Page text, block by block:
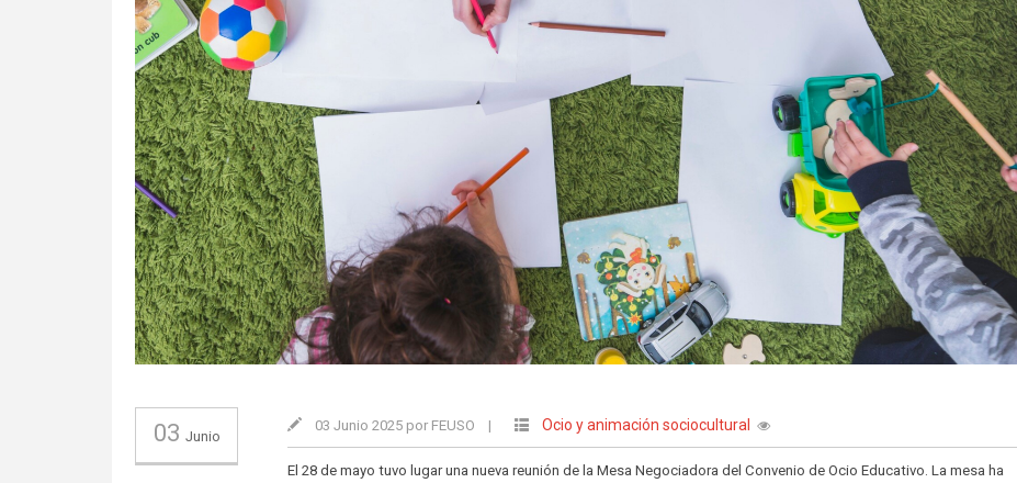
03 Junio
03 Junio 2025 por FEUSO | Ocio y animación sociocultural
El 28 de mayo tuvo lugar una nueva reunión de la Mesa Negociadora del Convenio de Ocio Educativo. La mesa ha